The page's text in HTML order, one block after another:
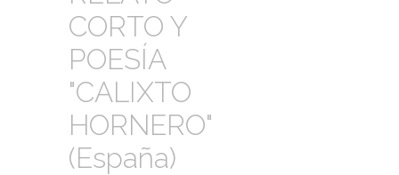
CORTO Y
POESÍA
"CALIXTO
HORNERO"
(España)